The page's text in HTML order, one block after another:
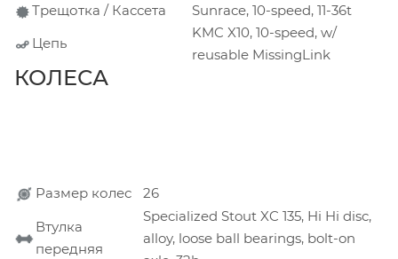
Трещотка / Кассета
Sunrace, 10-speed, 11-36t
Цепь
KMC X10, 10-speed, w/
reusable MissingLink
КОЛЕСА
Размер колес
26
Втулка
передняя
Specialized Stout XC 135, Hi Hi disc,
alloy, loose ball bearings, bolt-on